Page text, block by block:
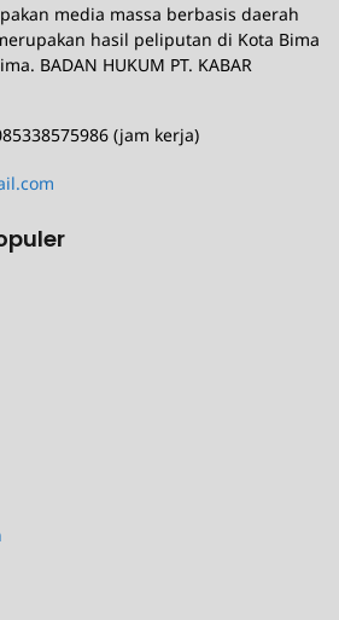
media massa berbasis daerah
hasil peliputan di Kota Bima
BADAN HUKUM PT. KABAR
(jam kerja)